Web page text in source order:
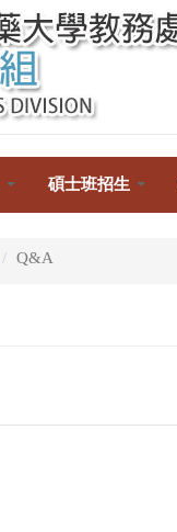
碩士班招生
Q&A